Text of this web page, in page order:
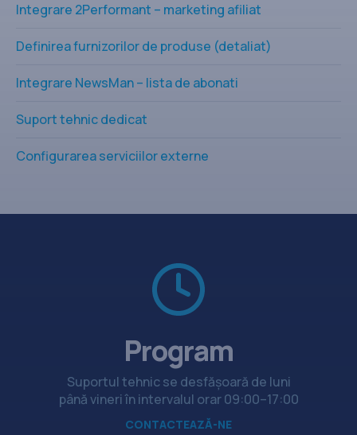
Integrare 2Performant – marketing afiliat
Definirea furnizorilor de produse (detaliat)
Integrare NewsMan – lista de abonati
Suport tehnic dedicat
Configurarea serviciilor externe
Program
Suportul tehnic se desfășoară de luni
până vineri în intervalul orar 09:00–17:00
CONTACTEAZĂ-NE